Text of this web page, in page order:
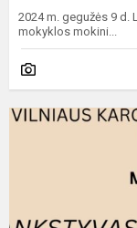
2024 m. gegužės 9 d.
mokyklos mokini...